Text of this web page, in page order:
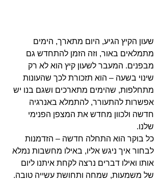
שעון הקיץ הגיע, היום מתארך, הימים
מתמלאים באור, וזה הזמן להתחדש גם
מבפנים. המעבר לשעון קיץ הוא לא רק
שינוי בשעה – הוא תזכורת לכך שהעונות
מתחלפות, שהימים מתארכים ושגם בנו יש
אפשרות להתעורר, להתמלא באנרגיה
חדשה ולכוון מחדש את המצפן הפנימי
שלנו.
כל בוקר הוא התחלה חדשה – הזדמנות
לבחור איך ניגש אליו, באילו מחשבות נמלא
אותו ואילו דברים נרצה לקחת איתנו ליום
של משמעות, שמחה ותחושת עשייה טובה.